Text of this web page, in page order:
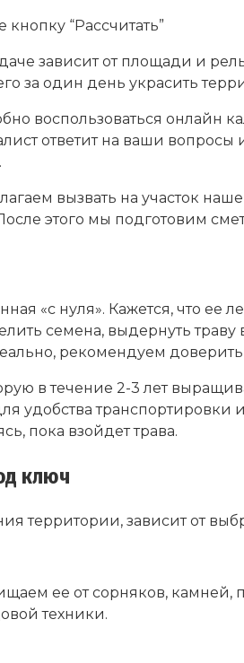
“Рассчитать”
зависит от площади и
за один день украсить
воспользоваться онлайн
ответит на ваши
вызвать на участок
этого мы подготовим
«с нуля». Кажется, что ее
семена, выдернуть
рекомендуем
в течение 2-3 лет
удобства транспортировки
пока взойдет трава.
ключ
территории, зависит от
ее от сорняков,
техники.